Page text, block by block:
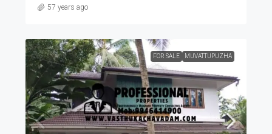
57 years ago
FOR SALE MUVATTUPUZHA